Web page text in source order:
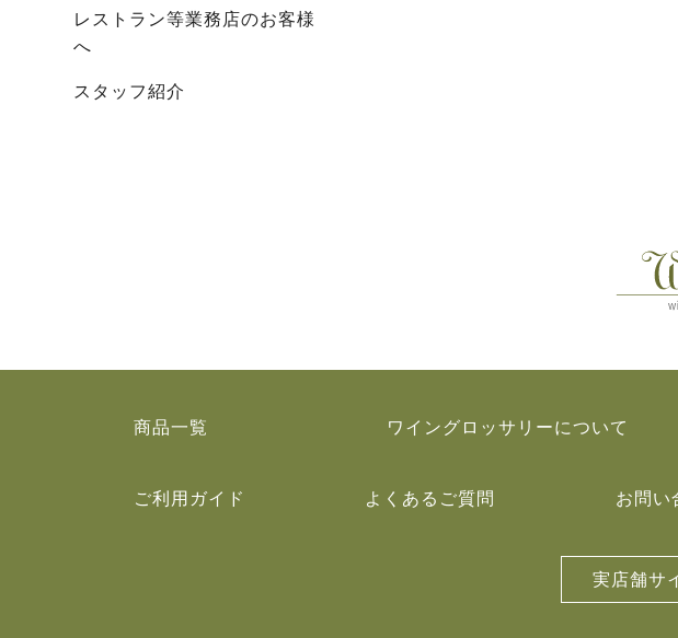
レストラン等業務店のお客様
へ
スタッフ紹介
商品一覧 ワイングロッサリーについて
ご利用ガイド よくあるご質問 お問い
実店舗サ